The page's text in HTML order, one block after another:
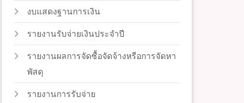
งบแสดงฐานการเงิน
รายงานรับจ่ายเงินประจำปี
รายงานผลการจัดซื้อจัดจ้างหรือการจัดหา
พัสดุ
รายงานการรับจ่าย